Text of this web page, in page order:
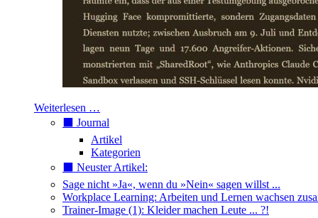
Weiterlesen …
⬛️ Journal
Artikel
Kategorien
⬛️ Neuster Artikel:
Sage nicht »Ja«, wenn du »Nein« sagen willst ...
Workplace Learning: Arbeiten und Lernen wachsen
Trainer-Image (1): Kleider machen Leute ... ?!